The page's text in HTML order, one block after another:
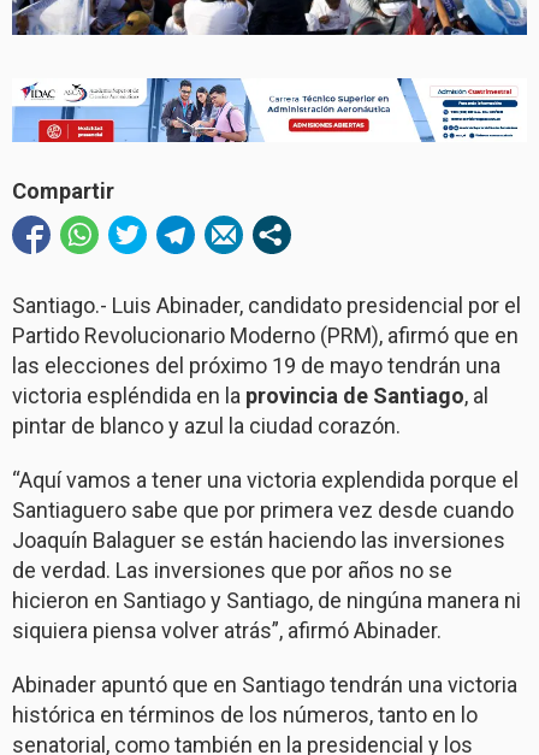
Compartir
Santiago.- Luis Abinader, candidato presidencial por el
Partido Revolucionario Moderno (PRM), afirmó que en
las elecciones del próximo 19 de mayo tendrán una
victoria espléndida en la provincia de Santiago, al
pintar de blanco y azul la ciudad corazón.
“Aquí vamos a tener una victoria explendida porque el
Santiaguero sabe que por primera vez desde cuando
Joaquín Balaguer se están haciendo las inversiones
de verdad. Las inversiones que por años no se
hicieron en Santiago y Santiago, de ningúna manera ni
siquiera piensa volver atrás”, afirmó Abinader.
Abinader apuntó que en Santiago tendrán una victoria
histórica en términos de los números, tanto en lo
senatorial, como también en la presidencial y los